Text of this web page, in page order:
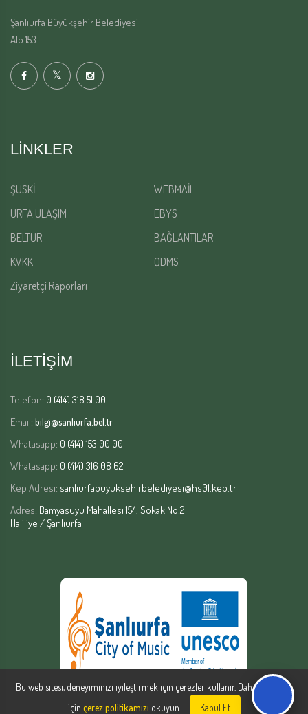
Şanlıurfa Büyükşehir Belediyesi
Alo 153
LINKLER
ŞUSKİ
WEBMAİL
URFA ULAŞIM
EBYS
BELTUR
BAĞLANTILAR
KVKK
QDMS
Ziyaretçi Raporları
İLETİŞİM
Telefon: 0 (414) 318 51 00
Email: bilgi@sanliurfa.bel.tr
Whatasapp: 0 (414) 153 00 00
Whatasapp: 0 (414) 316 08 62
Kep Adresi: sanliurfabuyuksehirbelediyesi@hs01.kep.tr
Adres: Bamyasuyu Mahallesi 154. Sokak No:2
Haliliye / Şanlıurfa
Bu web sitesi, deneyiminizi iyileştirmek için çerezler kullanır. Daha fazla bilgi
için çerez politikamızı okuyun. Kabul Et